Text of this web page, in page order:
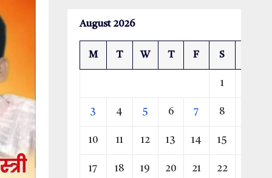
August 2026
M T W T F S
1
3 4 5 6 7 8
10 11 12 13 14 15
17 18 19 20 21 22